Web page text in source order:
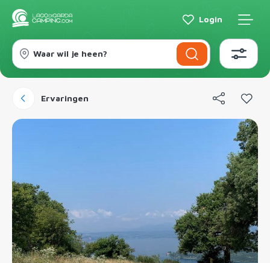
Login
Waar wil je heen?
Ervaringen